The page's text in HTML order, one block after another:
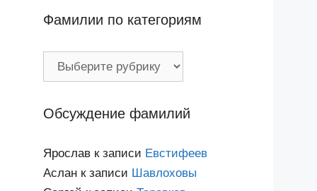
Фамилии по категориям
Обсуждение фамилий
Ярослав к записи Евстифеев
Аслан к записи Шавлоховы